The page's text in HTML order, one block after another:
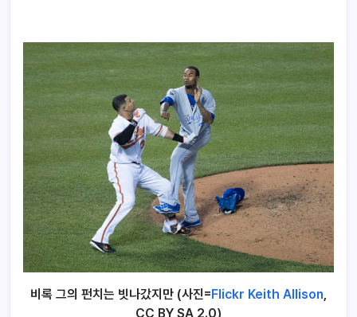
비록 그의 펀치는 빗나갔지만 (사진=Flickr Keith Allison
CC BY SA 2.0)